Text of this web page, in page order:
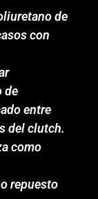
de
con
de
entre
del clutch.
como
repuesto